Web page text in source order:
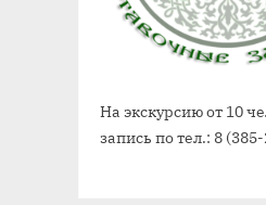
На экскурсию от 10
запись по тел.: 8